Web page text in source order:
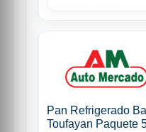
Pan Refrigerado
Toufayan Paquete